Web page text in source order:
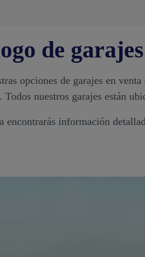
de
opciones de garajes en
Todos nuestros garajes están
encontrarás información